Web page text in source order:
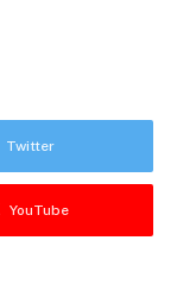
Twitter
YouTube